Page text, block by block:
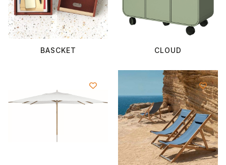
BASCKET CLOUD